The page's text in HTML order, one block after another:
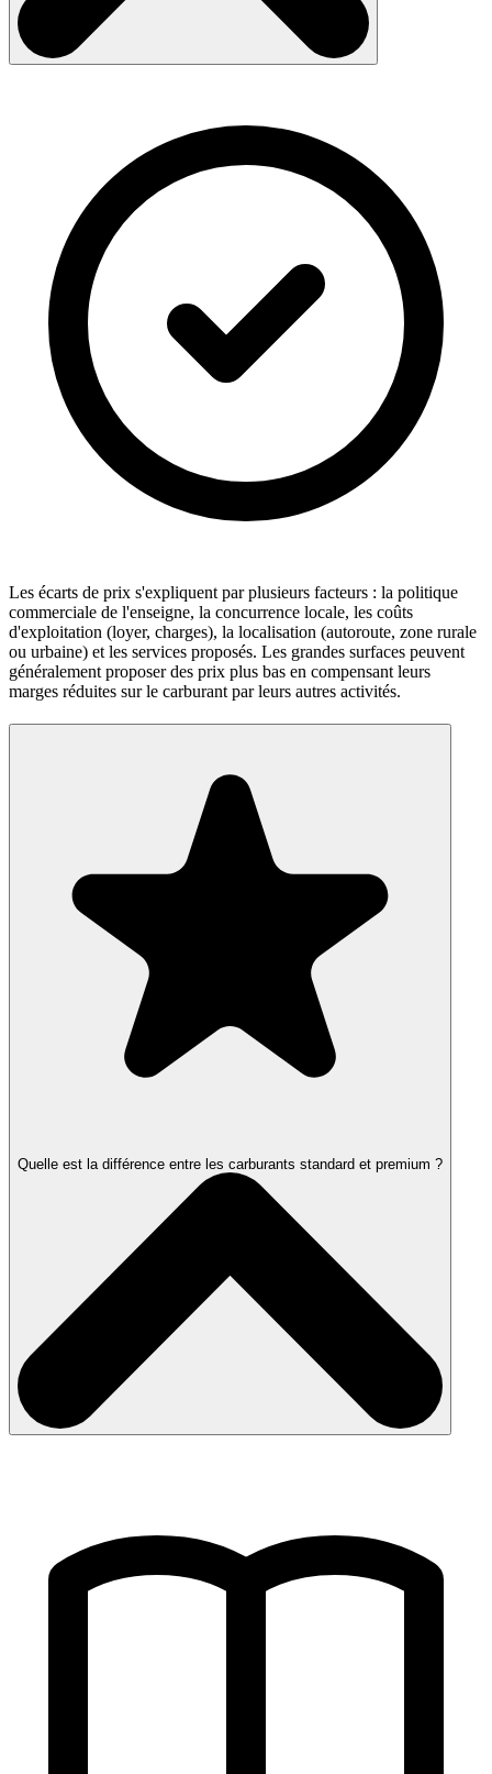
Les écarts de prix s'expliquent par plusieurs facteurs : la politique
commerciale de l'enseigne, la concurrence locale, les coûts
d'exploitation (loyer, charges), la localisation (autoroute, zone rurale
ou urbaine) et les services proposés. Les grandes surfaces peuvent
généralement proposer des prix plus bas en compensant leurs
marges réduites sur le carburant par leurs autres activités.
Quelle est la différence entre les carburants standard et premium ?